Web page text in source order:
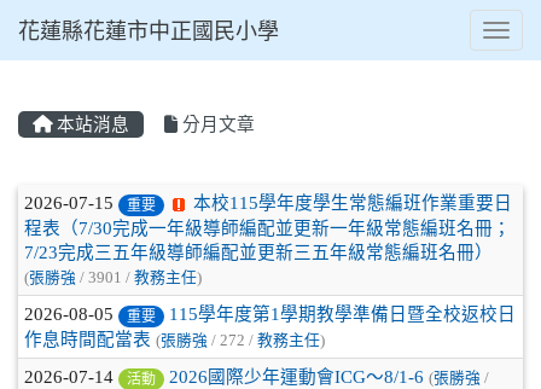
花蓮縣花蓮市中正國民小學
本站消息 分月文章
文章列表
2026-07-15 重要
本校115學年度學生常態編班作業重要日
程表（7/30完成一年級導師編配並更新一年級常態編班名冊；
7/23完成三五年級導師編配並更新三五年級常態編班名冊）
(張勝強 / 3901 / 教務主任)
2026-08-05 重要
115學年度第1學期教學準備日暨全校返校日
作息時間配當表 (張勝強 / 272 / 教務主任)
2026-07-14 活動 2026國際少年運動會ICG～8/1-6 (張勝強 /